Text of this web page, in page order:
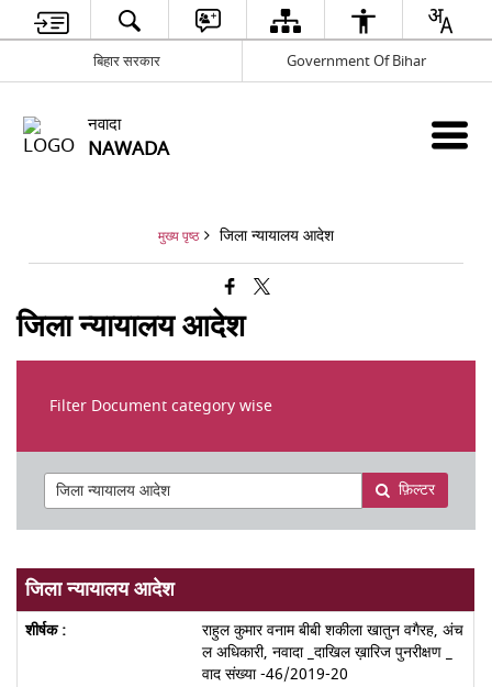
बिहार सरकार Government Of Bihar
नवादा
NAWADA
मुख्य पृष्ठ जिला न्यायालय आदेश
जिला न्यायालय आदेश
Filter Document category wise
फ़िल्टर
जिला न्यायालय आदेश
राहुल कुमार वनाम बीबी शकीला खातुन वगैरह, अंच
ल अधिकारी, नवादा _दाखिल ख़ारिज पुनरीक्षण _
वाद संख्या -46/2019-20